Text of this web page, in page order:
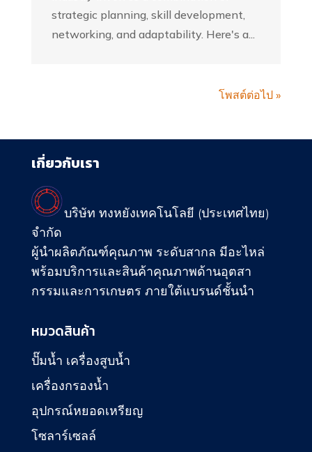
strategic planning, skill development,
networking, and adaptability. Here's a...
โพสต์ต่อไป »
เกี่ยวกับเรา
บริษัท ทงหยังเทคโนโลยี (ประเทศไทย)
จำกัด
ผู้นำผลิตภัณฑ์คุณภาพ ระดับสากล มีอะไหล่
พร้อมบริการและสินค้าคุณภาพด้านอุตสา
กรรมและการเกษตร ภายใต้แบรนด์ชั้นนำ
หมวดสินค้า
ปั๊มน้ำ เครื่องสูบน้ำ
เครื่องกรองน้ำ
อุปกรณ์หยอดเหรียญ
โซลาร์เซลล์